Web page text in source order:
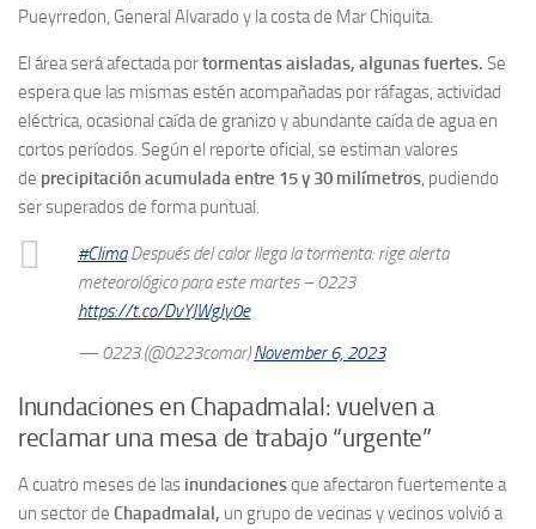
Pueyrredon, General Alvarado y la costa de Mar Chiquita.
El área será afectada portormentas aisladas, algunas fuertes. Se
espera que las mismas estén acompañadas por ráfagas, actividad
eléctrica, ocasional caída de granizo y abundante caída de agua en
cortos períodos. Según el reporte oficial, se estiman valores
de precipitación acumulada entre 15 y 30 milímetros , pudiendo
ser superados de forma puntual.
#ClimaDespués del calor llega la tormenta: rige alerta
meteorológico para este martes – 0223
https://t.co/DvYJWgJy0e
— 0223 (@0223comar)November 6, 2023
Inundaciones en Chapadmalal: vuelven a
reclamar una mesa de trabajo “urgente”
A cuatro meses de las inundacionesque afectaron fuertemente a
un sector de Chapadmalal, un grupo de vecinas y vecinos volvió a